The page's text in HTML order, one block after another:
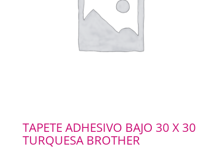
TAPETE ADHESIVO BAJO 30 X 30
TURQUESA BROTHER